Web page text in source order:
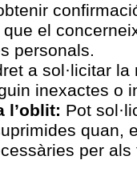
el
personals.
a sol·licitar
inexactes o
l’oblit: Pot
quan,
per